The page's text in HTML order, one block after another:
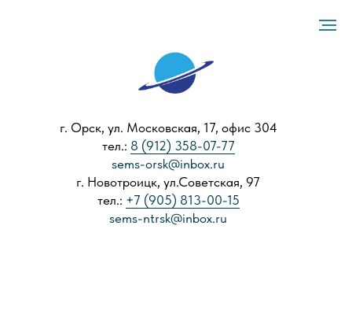
г. Орск, ул. Московская, 17, офис 304
тел.: 8 (912) 358-07-77
sems-orsk@inbox.ru
г. Новотроицк, ул.Советская, 97
тел.: +7 (905) 813-00-15
sems-ntrsk@inbox.ru